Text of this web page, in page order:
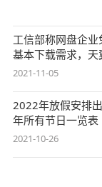
工信部称网盘企
基本下载需求，天
始终
2021-11-05
2022年放假安排
年所有节日一览表
2021-10-26